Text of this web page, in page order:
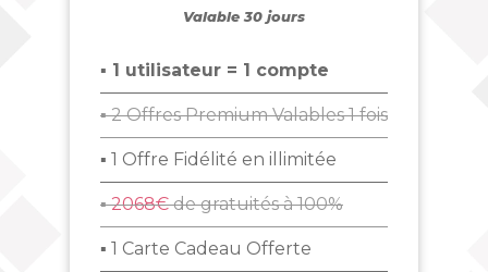
Valable 30 jours
▪ 1 utilisateur = 1 compte
▪ 2 Offres Premium Valables 1 fois
▪ 1 Offre Fidélité en illimitée
▪2068€de gratuités à 100%
▪ 1 Carte Cadeau Offerte